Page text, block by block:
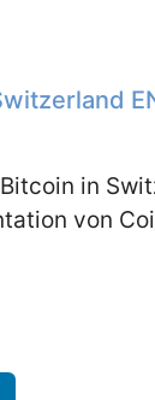
Bitcoin in
von